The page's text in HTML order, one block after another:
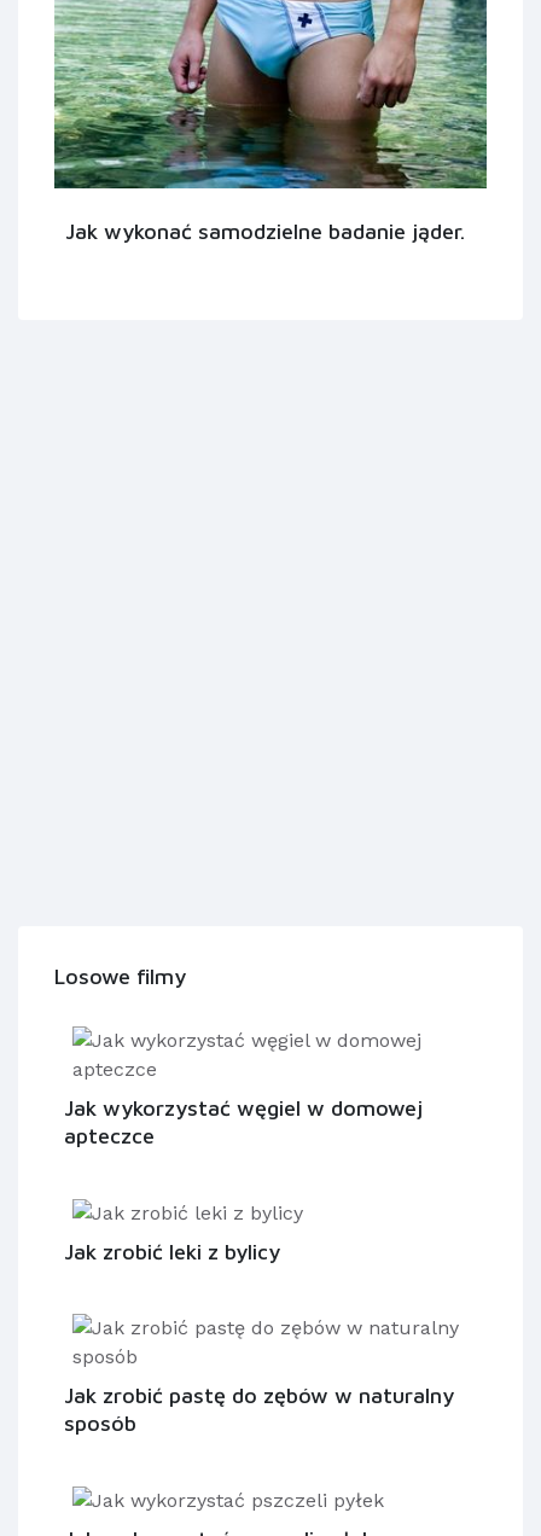
Jak wykonać samodzielne badanie jąder.
Losowe filmy
Jak wykorzystać węgiel w domowej
apteczce
Jak zrobić leki z bylicy
Jak zrobić pastę do zębów w naturalny
sposób